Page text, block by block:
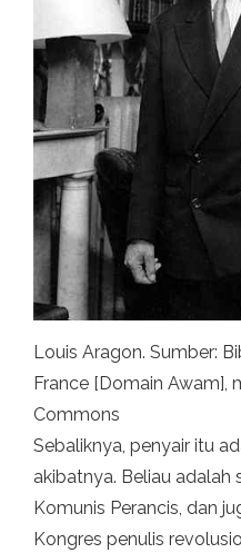
Louis Aragon. Sumber:
France [Domain Awam],
Commons
Sebaliknya, penyair itu
akibatnya. Beliau adalah
Komunis Perancis, dan
Kongres penulis